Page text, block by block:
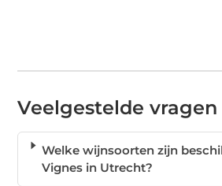
Veelgestelde vragen
Welke wijnsoorten zijn
Vignes in Utrecht?